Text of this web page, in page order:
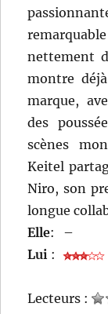
nettement
montre
marque,
des
scènes
Keitel
Niro, son
longue
Elle:
–
Lui :
Lecteurs :